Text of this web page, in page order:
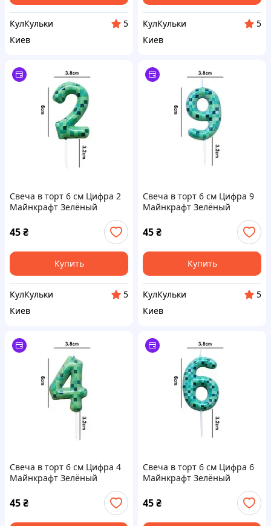
КулКульки
5
Киев
КулКульки
5
Киев
Свеча в торт 6 см Цифра 2
Майнкрафт Зелёный
45₴
Купить
КулКульки
5
Киев
Свеча в торт 6 см Цифра 9
Майнкрафт Зелёный
45₴
Купить
КулКульки
5
Киев
Свеча в торт 6 см Цифра 4
Майнкрафт Зелёный
45₴
Свеча в торт 6 см Цифра 6
Майнкрафт Зелёный
45₴